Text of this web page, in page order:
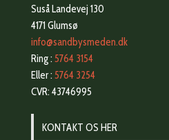
Suså Landevej 130
4171 Glumsø
info@sandbysmeden.dk
Ring : 5764 3154
Eller : 5764 3254
CVR: 43746995
KONTAKT OS HER